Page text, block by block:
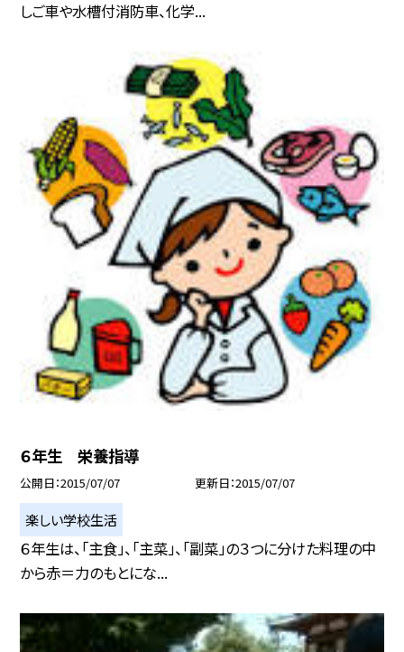
しご車や水槽付消防車、化学...
６年生 栄養指導
公開日 2015/07/07 更新日 2015/07/07
楽しい学校生活
６年生は、「主食」、「主菜」、「副菜」の３つに分けた料理の中
から赤＝力のもとにな...